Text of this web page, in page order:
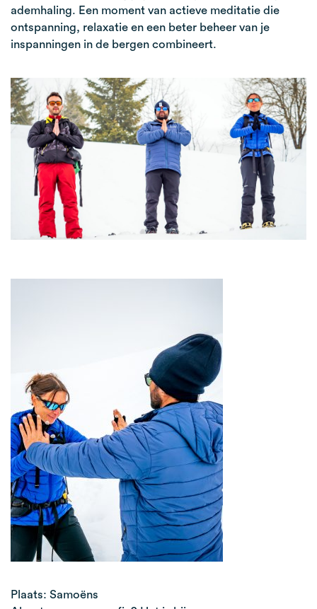
ademhaling. Een moment van actieve meditatie die
ontspanning, relaxatie en een beter beheer van je
inspanningen in de bergen combineert.
Plaats: Samoëns